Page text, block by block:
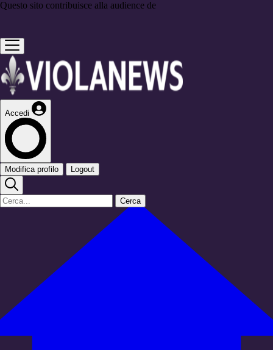
Questo sito contribuisce alla audience de
Accedi
Modifica profilo Logout
Cerca